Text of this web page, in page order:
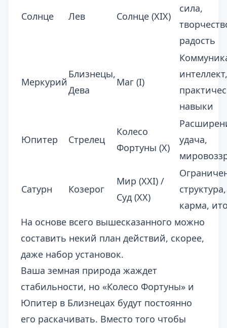
Солнце Лев Солнце (XIX)
сила,
радость
Меркурий
Близнецы,
Дева
Маг (I)
интеллект,
навыки
Юпитер Стрелец
Колесо
Фортуны (X)
удача,
Сатурн Козерог
Мир (XXI) /
Суд (XX)
структура,
карма,
На основе всего вышесказанного можно
составить некий план действий, скорее,
даже набор установок.
Ваша земная природа жаждет
стабильности, но «Колесо Фортуны» и
Юпитер в Близнецах будут постоянно
его раскачивать. Вместо того чтобы